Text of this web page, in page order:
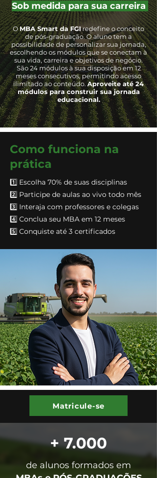
Sob medida para sua carreira
OMBA Smart da FGIredefine o conceito
de pós-graduação. O aluno tem a
possibilidade de personalizar sua jornada,
escolhendo os módulos que se conectam à
sua vida, carreira e objetivos de negócio.
São 24 módulos à sua disposição em 12
meses consecutivos, permitindo acesso
ilimitado ao conteúdo.Aproveite até 24
módulos para construir sua jornada
educacional.
Como funciona na
prática
1️⃣ Escolha 70% de suas disciplinas
2️⃣ Participe de aulas ao vivo todo mês
3️⃣ Interaja com professores e colegas
4️⃣ Conclua seu MBA em 12 meses
5️⃣ Conquiste até 3 certificados
Matricule-se
+ 7.000
de alunos formados em